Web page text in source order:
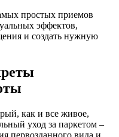
простых приемов
эффектов,
и создать нужную
как и все живое,
уход за паркетом –
первозданного вида и